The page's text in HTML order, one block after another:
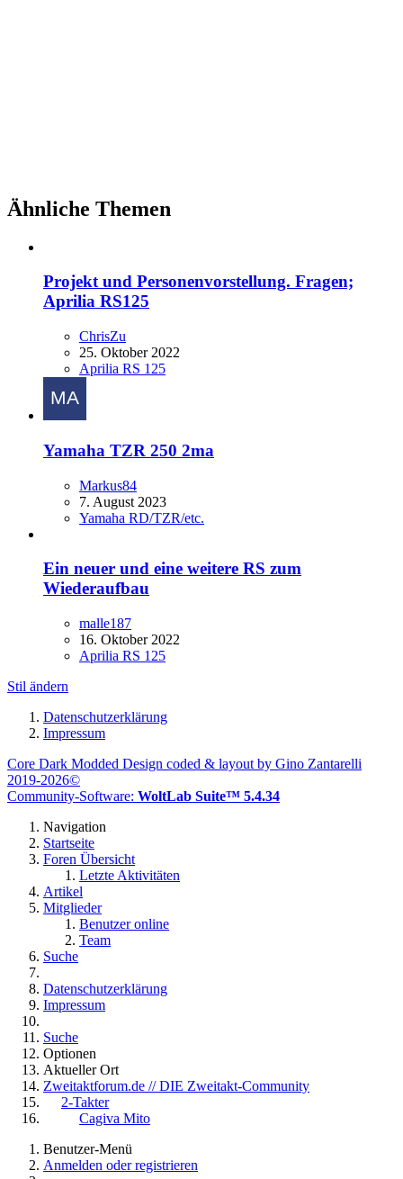
Ähnliche Themen
Projekt und Personenvorstellung. Fragen;
Aprilia RS125
ChrisZu
25. Oktober 2022
Aprilia RS 125
Yamaha TZR 250 2ma
Markus84
7. August 2023
Yamaha RD/TZR/etc.
Ein neuer und eine weitere RS zum
Wiederaufbau
malle187
16. Oktober 2022
Aprilia RS 125
Stil ändern
Datenschutzerklärung
Impressum
Core Dark Modded Design coded & layout by Gino Zantarelli
2019-2026©
Community-Software: WoltLab Suite™ 5.4.34
Navigation
Startseite
Foren Übersicht
Letzte Aktivitäten
Artikel
Mitglieder
Benutzer online
Team
Suche
Datenschutzerklärung
Impressum
Suche
Optionen
Aktueller Ort
Zweitaktforum.de // DIE Zweitakt-Community
2-Takter
Cagiva Mito
Benutzer-Menü
Anmelden oder registrieren